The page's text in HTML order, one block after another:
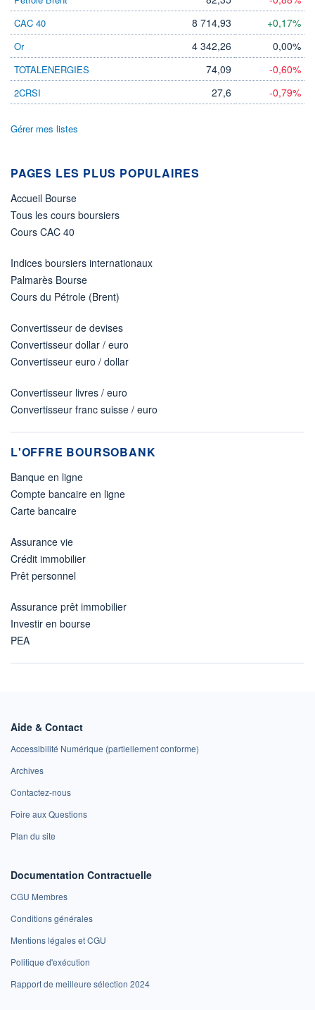
LIMITE À LA
0,000
LIMITE À LA
HAUSSE
ESTIMÉ 2026
-
PER ESTIMÉ
2026
DIVIDENDE DERNIER
Non éligible
CAC 40 8 714,93 +0,17%
Or 4 342,26 0,00%
TOTALENERGIES 74,09 -0,60%
2CRSI 27,6 -0,79%
Gérer mes listes
PAGES LES PLUS POPULAIRES
Accueil Bourse
Tous les cours boursiers
Cours CAC 40
Indices boursiers internationaux
Palmarès Bourse
Cours du Pétrole (Brent)
Convertisseur de devises
Convertisseur dollar / euro
Convertisseur euro / dollar
Convertisseur livres / euro
Convertisseur franc suisse / euro
L'OFFRE BOURSOBANK
Banque en ligne
Compte bancaire en ligne
Carte bancaire
Assurance vie
Crédit immobilier
Prêt personnel
Assurance prêt immobilier
Investir en bourse
PEA
Aide & Contact
Accessibilité Numérique (partiellement conforme)
Archives
Contactez-nous
Foire aux Questions
Plan du site
Documentation Contractuelle
CGU Membres
Conditions générales
Mentions légales et CGU
Politique d'exécution
Rapport de meilleure sélection 2024